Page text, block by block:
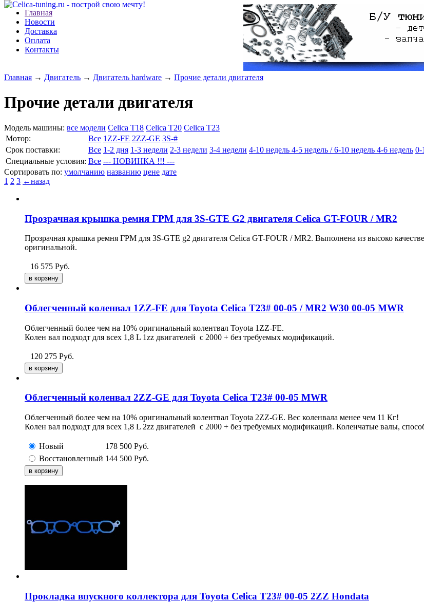
Главная
Новости
Доставка
Оплата
Контакты
Главная → Двигатель → Двигатель hardware → Прочие детали двигателя
Прочие детали двигателя
Модель машины: все модели Celica T18 Celica T20 Celica T23
Мотор:
Все 1ZZ-FE 2ZZ-GE 3S-#
Cрок поставки:
Все 1-2 дня 1-3 недели 2-3 недели 3-4 недели 4-10 недель 4-5 недель / 6-10 недель 4-6 недель 0-
Специальные условия: Все --- НОВИНКА !!! ---
Сортировать по: умолчанию названию цене дате
1 2 3 ←назад
Прозрачная крышка ремня ГРМ для 3S-GTE G2 двигателя Celica GT-FOUR / MR2
Прозрачная крышка ремня ГРМ для 3S-GTE g2 двигателя Celica GT-FOUR / MR2. Выполнена из высоко
оригинальной.
16 575 Руб.
Облегченный коленвал 1ZZ-FE для Toyota Celica T23# 00-05 / MR2 W30 00-05 MWR
Облегченный более чем на 10% оригинальный колентвал Toyota 1ZZ-FE.
Колен вал подходт для всех 1,8 L 1zz двигателей с 2000 + без требуемых модификаций.
120 275 Руб.
Облегченный коленвал 2ZZ-GE для Toyota Celica T23# 00-05 MWR
Облегченный более чем на 10% оригинальный колентвал Toyota 2ZZ-GE. Вес коленвала менее чем 11 Кг!
Колен вал подходт для всех 1,8 L 2zz двигателей с 2000 + без требуемых модификаций. Коленчатые валы,
Новый 178 500 Руб.
Восстановленный 144 500 Руб.
Прокладка впускного коллектора для Toyota Celica Т23# 00-05 2ZZ Hondata